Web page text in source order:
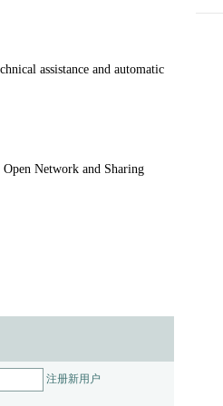
assistance and automatic
Network and Sharing
注册新用户